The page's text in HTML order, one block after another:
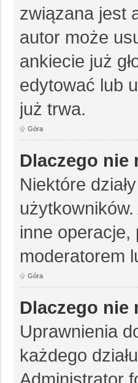
związana jest
autor może
ankiecie już
edytować lub
już trwa.
Góra
Dlaczego nie
Niektóre
inne
moderatorem
Góra
Dlaczego nie
Uprawnienia
każdego
Administrator